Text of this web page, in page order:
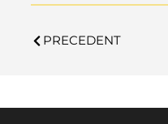
PRECEDENT